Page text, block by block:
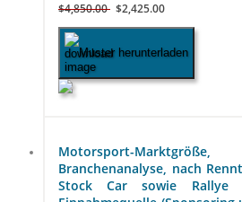
$4,850.00 $2,425.00
Muster herunterladen
Motorsport-
Branchenanalyse, nach
Stock Car sowie Rallye